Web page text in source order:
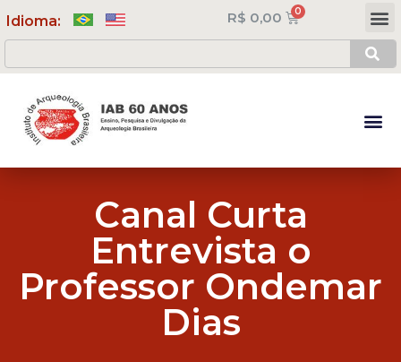
Idioma: R$ 0,00
Canal Curta
Entrevista o
Professor Ondemar
Dias